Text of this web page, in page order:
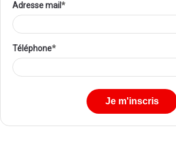
Adresse mail
Téléphone